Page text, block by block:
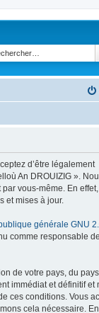
d’être légalement
An DROUIZIG ».
vous-même. En
et mises à jour.
générale GNU
comme responsable
de votre pays, du
immédiat et définitif et
ces conditions. Vous
cela nécessaire.